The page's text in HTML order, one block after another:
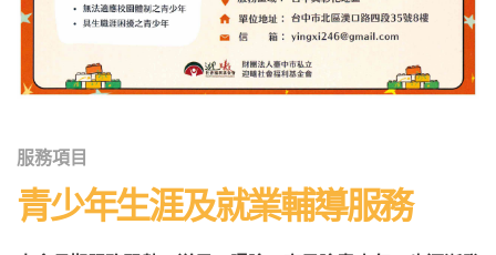
服務項目
青少年生涯及就業輔導服務